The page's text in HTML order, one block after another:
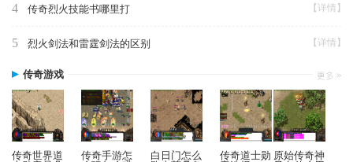
4 传奇烈火技能书哪里打 【详情】
5 烈火剑法和雷霆剑法的区别 【详情】
传奇游戏
传奇世界道
传奇手游怎
白日门怎么
传奇道士勋 原始传奇神